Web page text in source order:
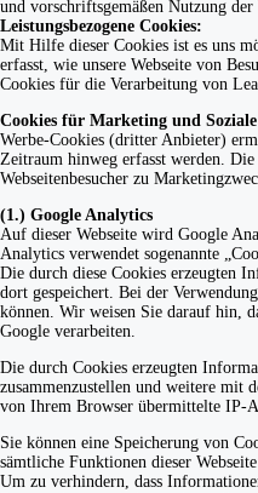
und vorschriftsgemäßen Nutzung der
Leistungsbezogene Cookies:
Mit Hilfe dieser Cookies ist es uns
erfasst, wie unsere Webseite von
Cookies für die Verarbeitung von
Cookies für Marketing und
Werbe-Cookies (dritter Anbieter)
Zeitraum hinweg erfasst werden.
Webseitenbesucher zu
(1.) Google Analytics
Auf dieser Webseite wird Google
Analytics verwendet sogenannte
Die durch diese Cookies erzeugten
dort gespeichert. Bei der
können. Wir weisen Sie darauf hin,
Google verarbeiten.
Die durch Cookies erzeugten
zusammenzustellen und weitere mit
von Ihrem Browser übermittelte IP-
Sie können eine Speicherung von
sämtliche Funktionen dieser
Um zu verhindern, dass